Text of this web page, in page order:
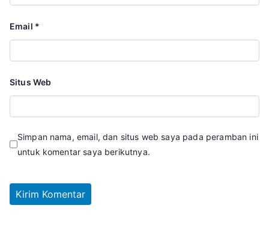
Email *
Situs Web
Simpan nama, email, dan situs web saya pada peramban ini
untuk komentar saya berikutnya.